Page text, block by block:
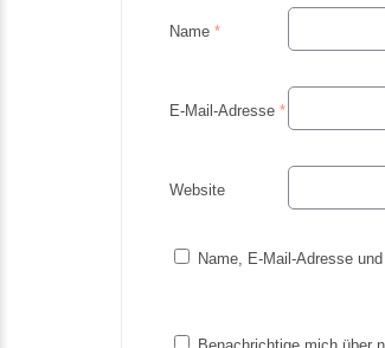
Name *
E-Mail-Adresse *
Website
Name, E-Mail-Adresse